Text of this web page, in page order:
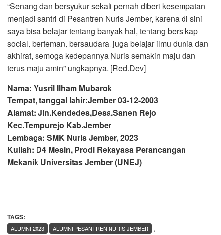
“Senang dan bersyukur sekali pernah diberi kesempatan
menjadi santri di Pesantren Nuris Jember, karena di sini
saya bisa belajar tentang banyak hal, tentang bersikap
social, berteman, bersaudara, juga belajar ilmu dunia dan
akhirat, semoga kedepannya Nuris semakin maju dan
terus maju amin” ungkapnya. [Red.Dev]
Nama: Yusril Ilham Mubarok
Tempat, tanggal lahir:Jember 03-12-2003
Alamat: Jln.Kendedes,Desa.Sanen Rejo
Kec.Tempurejo Kab.Jember
Lembaga: SMK Nuris Jember, 2023
Kuliah: D4 Mesin, Prodi Rekayasa Perancangan
Mekanik Universitas Jember (UNEJ)
TAGS:
,
ALUMNI 2023 ALUMNI PESANTREN NURIS JEMBER